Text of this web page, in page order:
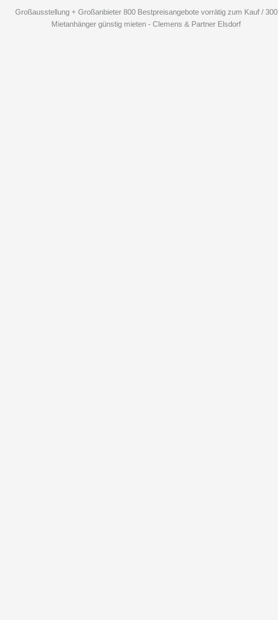
Großausstellung + Großanbieter 800 Bestpreisangebote vorrätig zum Kauf / 300
Mietanhänger günstig mieten - Clemens & Partner Elsdorf